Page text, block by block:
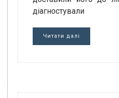
діагностували
Читати далі